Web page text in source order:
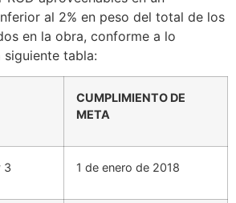
al 2% en peso del total de los
en la obra, conforme a lo
tabla:
CUMPLIMIENTO DE
META
3 1 de enero de 2018